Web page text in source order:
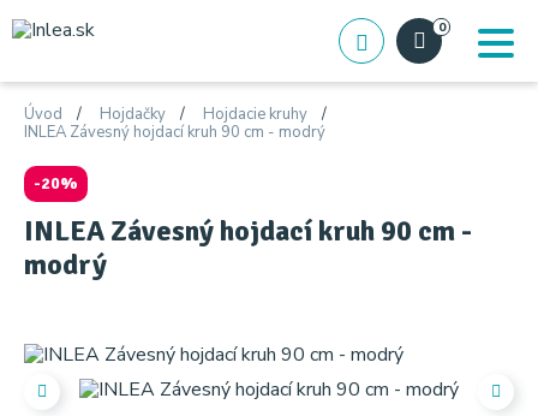
0
Úvod Hojdačky
Hojdacie kruhy
INLEA Závesný hojdací kruh 90 cm - modrý
-20%
INLEA Závesný hojdací kruh 90 cm -
modrý